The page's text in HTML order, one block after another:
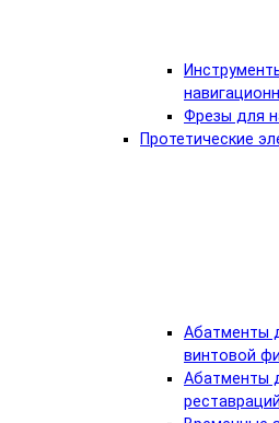
Фрезы для
Протетические
Абатменты
винтовой
Абатменты
реставраций